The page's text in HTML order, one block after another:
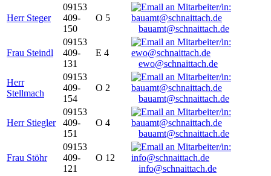
Herr Steger
09153
409-
150
O 5
bauamt@schnaittach.de
Frau Steindl
09153
409-
131
E 4
ewo@schnaittach.de
Herr
Stellmach
09153
409-
154
O 2
bauamt@schnaittach.de
Herr Stiegler
09153
409-
151
O 4
bauamt@schnaittach.de
Frau Stöhr
09153
409-
121
O 12
info@schnaittach.de